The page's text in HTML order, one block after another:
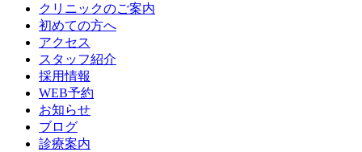
クリニックのご案内
初めての方へ
アクセス
スタッフ紹介
採用情報
WEB予約
お知らせ
ブログ
診療案内